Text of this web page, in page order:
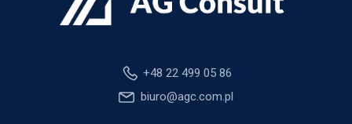
+48 22 499 05 86
biuro@agc.com.pl